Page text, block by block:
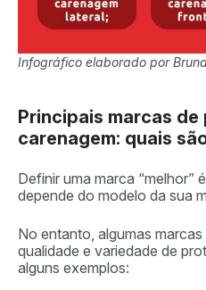
Infográfico elaborado por
Principais marcas
carenagem: quais
Definir uma marca “melhor”
depende do modelo da sua
No entanto, algumas
qualidade e variedade de
alguns exemplos: